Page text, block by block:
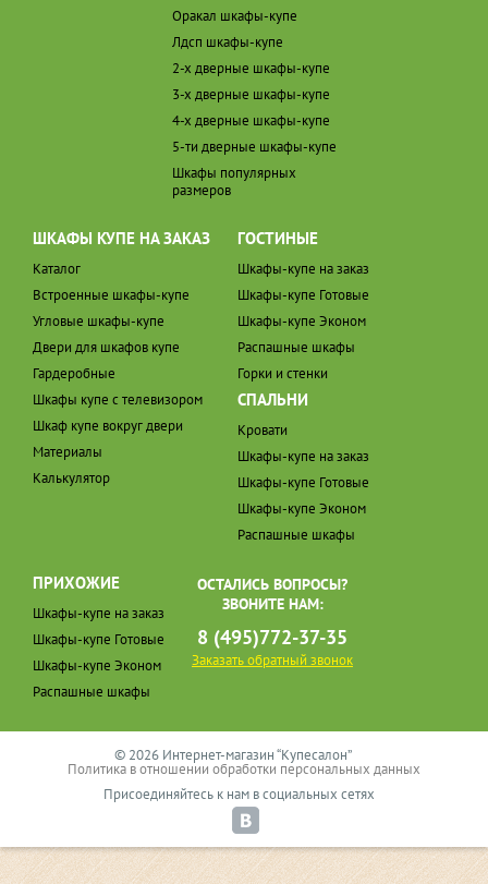
Оракал шкафы-купе
Лдсп шкафы-купе
2-х дверные шкафы-купе
3-х дверные шкафы-купе
4-х дверные шкафы-купе
5-ти дверные шкафы-купе
Шкафы популярных
размеров
ШКАФЫ КУПЕ НА ЗАКАЗ
Каталог
Встроенные шкафы-купе
Угловые шкафы-купе
Двери для шкафов купе
Гардеробные
Шкафы купе с телевизором
Шкаф купе вокруг двери
Материалы
Калькулятор
ГОСТИНЫЕ
Шкафы-купе на заказ
Шкафы-купе Готовые
Шкафы-купе Эконом
Распашные шкафы
Горки и стенки
СПАЛЬНИ
Кровати
Шкафы-купе на заказ
Шкафы-купе Готовые
Шкафы-купе Эконом
Распашные шкафы
ПРИХОЖИЕ
Шкафы-купе на заказ
Шкафы-купе Готовые
Шкафы-купе Эконом
Распашные шкафы
ОСТАЛИСЬ ВОПРОСЫ?
ЗВОНИТЕ НАМ:
8 (495)772-37-35
Заказать обратный звонок
© 2026 Интернет-магазин “Купесалон”
Политика в отношении обработки персональных данных
Присоединяйтесь к нам в социальных сетях